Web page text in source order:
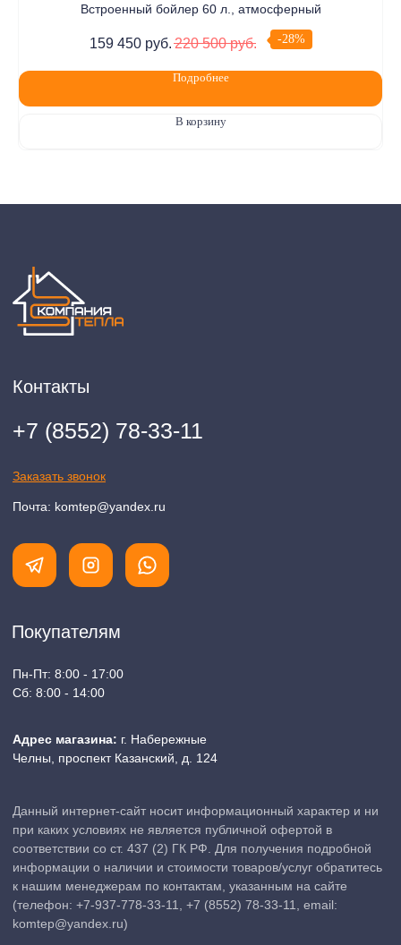
Встроенный бойлер 60 л., атмосферный
159 450 руб. 220 500 руб. -28%
Подробнее
В корзину